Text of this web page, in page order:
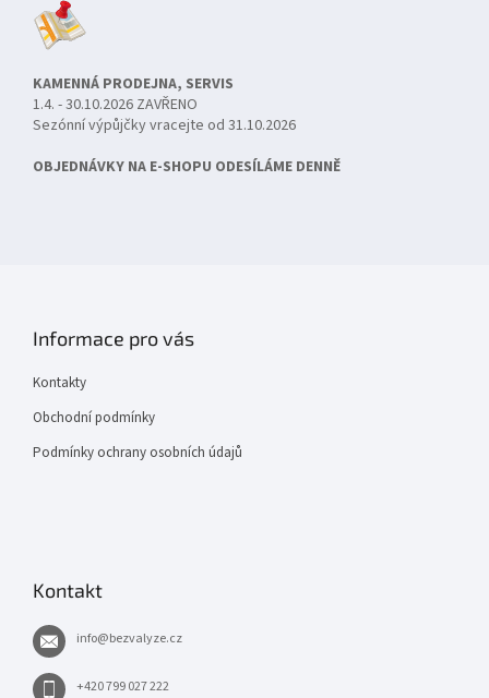
KAMENNÁ PRODEJNA, SERVIS
1.4. - 30.10.2026 ZAVŘENO
Sezónní výpůjčky vracejte od 31.10.2026
OBJEDNÁVKY NA E-SHOPU ODESÍLÁME DENNĚ
Informace pro vás
Kontakty
Obchodní podmínky
Podmínky ochrany osobních údajů
Kontakt
info@bezvalyze.cz
+420 799 027 222